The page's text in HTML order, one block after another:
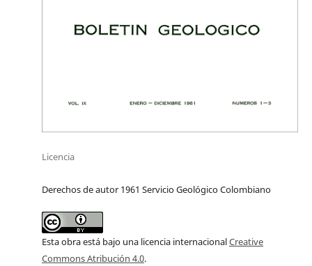
Licencia
Derechos de autor 1961 Servicio Geológico Colombiano
Esta obra está bajo una licencia internacionalCreative
Commons Atribución 4.0.